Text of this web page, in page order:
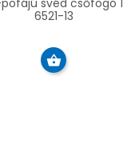
svéd csőfogó 1"
6521-13